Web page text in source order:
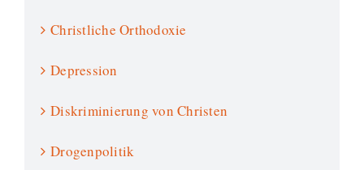
Christliche Orthodoxie
Depression
Diskriminierung von Christen
Drogenpolitik